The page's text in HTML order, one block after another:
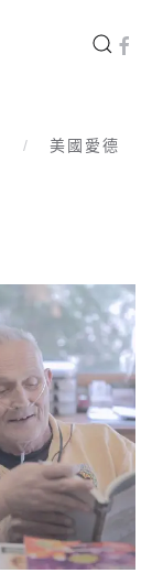
美國愛德